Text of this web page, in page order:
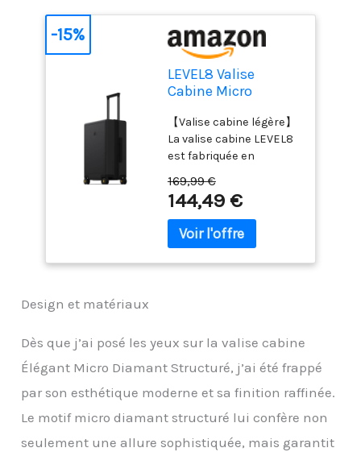
LEVEL8 Valise
Cabine Micro
Silencieux TSA
55cm,40L,Noir
【Valise cabine légère】
La valise cabine LEVEL8
est fabriquée en
BAYER (Allemagne) à 3
couches. Très résistante
et robuste, elle offre
élasticité et durabilité.
code TSA intégrée】
intégrée avec des
fermetures éclair fluides
pour plus de sécurité
lors de vos voyages
internationaux. La valise
169,99 €
144,49 €
-15%
Design et matériaux
Dès que j’ai posé les yeux sur la valise cabine
Élégant Micro Diamant Structuré, j’ai été frappé
par son esthétique moderne et sa finition raffinée.
Le motif micro diamant structuré lui confère non
seulement une allure sophistiquée, mais garantit